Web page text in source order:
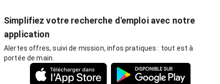
Simplifiez votre recherche d'emploi avec notre
application
Alertes offres, suivi de mission, infos pratiques : tout est à
portée de main.